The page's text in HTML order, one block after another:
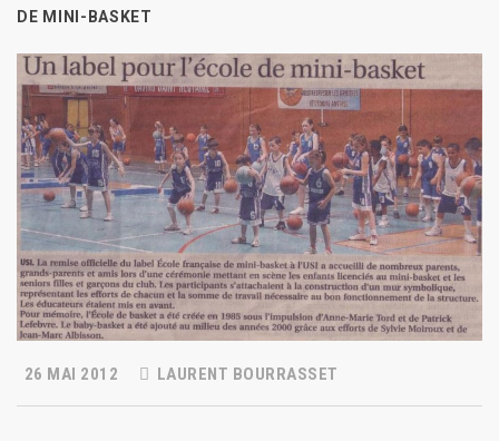
DE MINI-BASKET
26 MAI 2012 LAURENT BOURRASSET